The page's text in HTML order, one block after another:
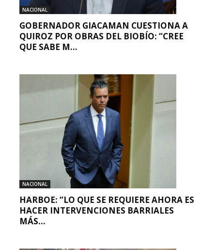
NACIONAL
GOBERNADOR GIACAMAN CUESTIONA A
QUIROZ POR OBRAS DEL BIOBÍO: “CREE
QUE SABE M...
NACIONAL
HARBOE: “LO QUE SE REQUIERE AHORA ES
HACER INTERVENCIONES BARRIALES
MÁS...